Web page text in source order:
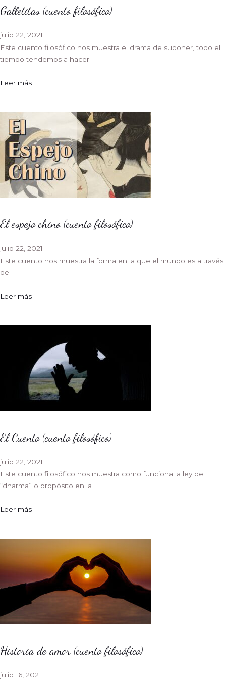
Galletitas (cuento filosófico)
julio 22, 2021
Este cuento filosófico nos muestra el drama de suponer, todo el
tiempo tendemos a hacer
Leer más
El espejo chino (cuento filosófico)
julio 22, 2021
Este cuento nos muestra la forma en la que el mundo es a través
de
Leer más
El Cuento (cuento filosófico)
julio 22, 2021
Este cuento filosófico nos muestra como funciona la ley del
“dharma” o propósito en la
Leer más
Historia de amor (cuento filosófico)
julio 16, 2021